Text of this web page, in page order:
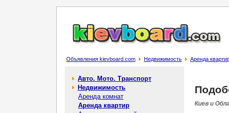
Объявления kievboard.com Недвижимость Аренда
Авто. Мото. Транспорт
Недвижимость
Аренда комнат
Аренда квартир
Киев и